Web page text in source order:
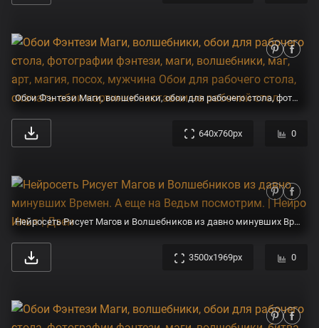
Обои Фэнтези Маги, волшебники, обои для рабочего стола, фотографии фэнтези, маги, волшебники, маг, арт, магия, посох, мужчина Обои для рабочего стола, скачать обои картинки заставки на рабочий стол.
640x760px 0
Нейросеть Рисует Магов и Волшебников из давно минувших Времен. А еще на Ведьм посмотрим. | Нейро Илья | Дзен
3500x1969px 0